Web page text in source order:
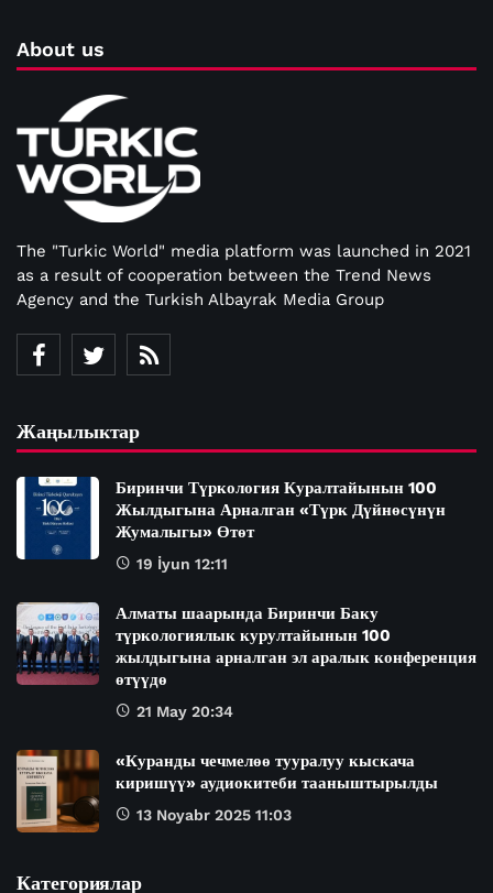
About us
The "Turkic World" media platform was launched in 2021
as a result of cooperation between the Trend News
Agency and the Turkish Albayrak Media Group
Жаңылыктар
Биринчи Түркология Куралтайынын 100
Жылдыгына Арналган «Түрк Дүйнөсүнүн
Жумалыгы» Өтөт
19 İyun 12:11
Алматы шаарында Биринчи Баку
түркологиялык курултайынын 100
жылдыгына арналган эл аралык конференция
өтүүдө
21 May 20:34
«Куранды чечмелөө тууралуу кыскача
киришүү» аудиокитеби тааныштырылды
13 Noyabr 2025 11:03
Категориялар